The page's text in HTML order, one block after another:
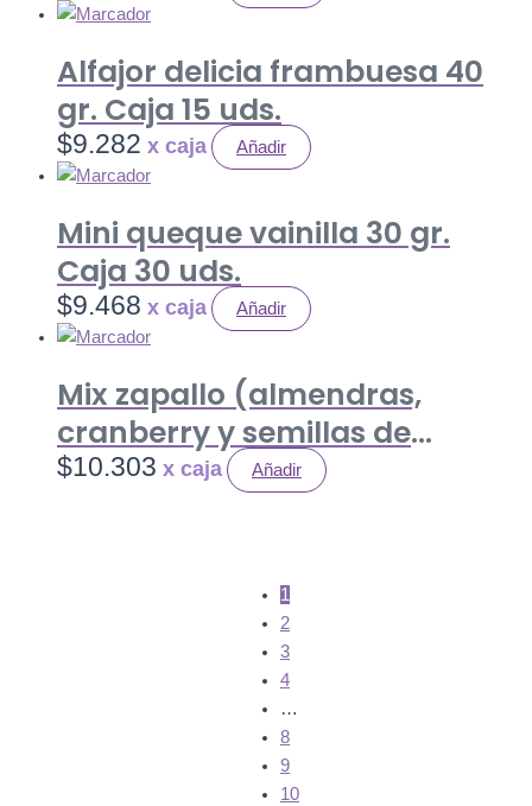
Alfajor delicia frambuesa 40
gr. Caja 15 uds.
$9.282 Añadir
Mini queque vainilla 30 gr.
Caja 30 uds.
$9.468 Añadir
Mix zapallo (almendras,
cranberry y semillas de
zapallo) 35 gr. Caja 20 uds.
$10.303 Añadir
1
2
3
4
…
8
9
10